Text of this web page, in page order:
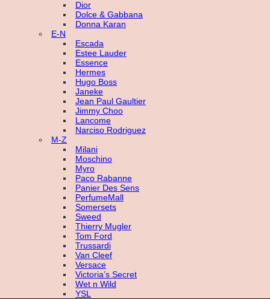
Dior
Dolce & Gabbana
Donna Karan
E-N
Escada
Estee Lauder
Essence
Hermes
Hugo Boss
Janeke
Jean Paul Gaultier
Jimmy Choo
Lancome
Narciso Rodriguez
M-Z
Milani
Moschino
Myro
Paco Rabanne
Panier Des Sens
PerfumeMall
Somersets
Sweed
Thierry Mugler
Tom Ford
Trussardi
Van Cleef
Versace
Victoria’s Secret
Wet n Wild
YSL